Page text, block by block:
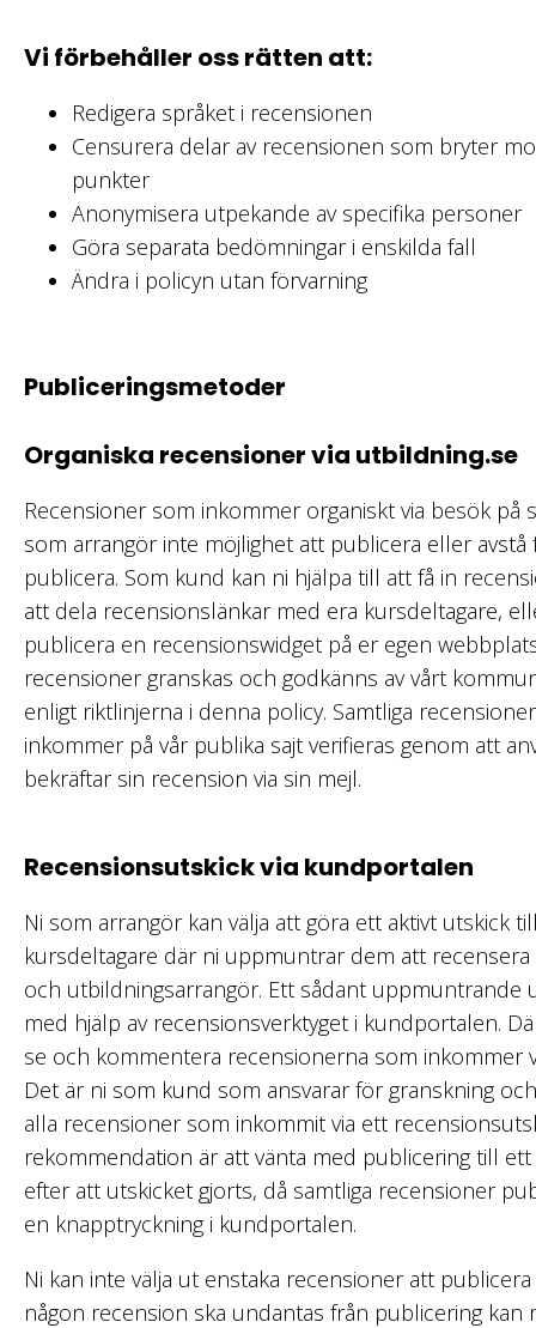
Vi förbehåller oss rätten att:
Redigera språket i recensionen
Censurera delar av recensionen som bryter
punkter
Anonymisera utpekande av specifika personer
Göra separata bedömningar i enskilda fall
Ändra i policyn utan förvarning
Publiceringsmetoder
Organiska recensioner via utbildning.se
Recensioner som inkommer organiskt via besök på
som arrangör inte möjlighet att publicera eller avstå
publicera. Som kund kan ni hjälpa till att få in
att dela recensionslänkar med era kursdeltagare,
publicera en recensionswidget på er egen
recensioner granskas och godkänns av vårt
enligt riktlinjerna i denna policy. Samtliga
inkommer på vår publika sajt verifieras genom att
bekräftar sin recension via sin mejl.
Recensionsutskick via kundportalen
Ni som arrangör kan välja att göra ett aktivt utskick
kursdeltagare där ni uppmuntrar dem att
och utbildningsarrangör. Ett sådant uppmuntrande
med hjälp av recensionsverktyget i kundportalen.
se och kommentera recensionerna som inkommer
Det är ni som kund som ansvarar för granskning
alla recensioner som inkommit via ett
rekommendation är att vänta med publicering till
efter att utskicket gjorts, då samtliga recensioner
en knapptryckning i kundportalen.
Ni kan inte välja ut enstaka recensioner att
någon recension ska undantas från publicering kan